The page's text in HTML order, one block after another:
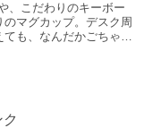
、こだわりのキーボー
のマグカップ。デスク周
ても、なんだかごちゃつ